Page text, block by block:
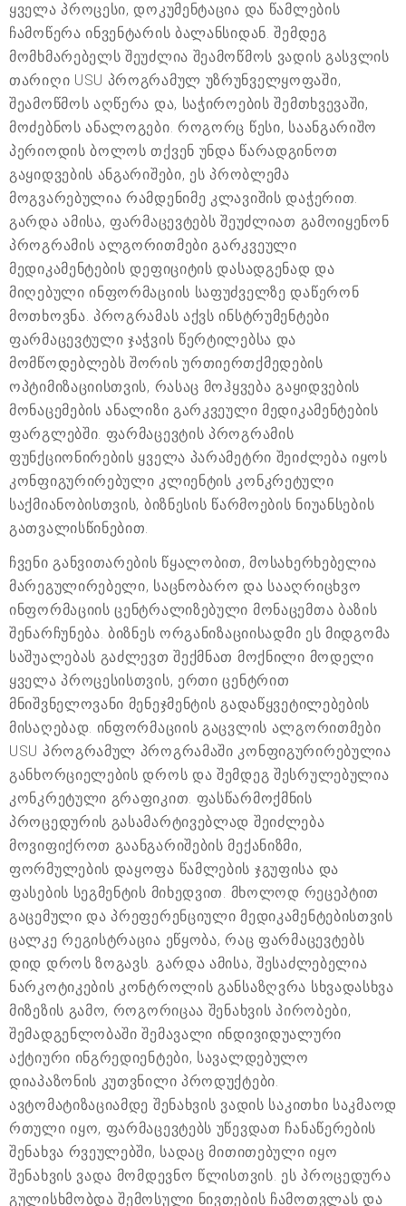
ყველა პროცესი, დოკუმენტაცია და წამლების
ჩამოწერა ინვენტარის ბალანსიდან. შემდეგ
მომხმარებელს შეუძლია შეამოწმოს ვადის გასვლის
თარიღი USU პროგრამულ უზრუნველყოფაში,
შეამოწმოს აღწერა და, საჭიროების შემთხვევაში,
მოძებნოს ანალოგები. როგორც წესი, საანგარიშო
პერიოდის ბოლოს თქვენ უნდა წარადგინოთ
გაყიდვების ანგარიშები, ეს პრობლემა
მოგვარებულია რამდენიმე კლავიშის დაჭერით.
გარდა ამისა, ფარმაცევტებს შეუძლიათ გამოიყენონ
პროგრამის ალგორითმები გარკვეული
მედიკამენტების დეფიციტის დასადგენად და
მიღებული ინფორმაციის საფუძველზე დაწერონ
მოთხოვნა. პროგრამას აქვს ინსტრუმენტები
ფარმაცევტული ჯაჭვის წერტილებსა და
მომწოდებლებს შორის ურთიერთქმედების
ოპტიმიზაციისთვის, რასაც მოჰყვება გაყიდვების
მონაცემების ანალიზი გარკვეული მედიკამენტების
ფარგლებში. ფარმაცევტის პროგრამის
ფუნქციონირების ყველა პარამეტრი შეიძლება იყოს
კონფიგურირებული კლიენტის კონკრეტული
საქმიანობისთვის, ბიზნესის წარმოების ნიუანსების
გათვალისწინებით.
ჩვენი განვითარების წყალობით, მოსახერხებელია
მარეგულირებელი, საცნობარო და სააღრიცხვო
ინფორმაციის ცენტრალიზებული მონაცემთა ბაზის
შენარჩუნება. ბიზნეს ორგანიზაციისადმი ეს მიდგომა
საშუალებას გაძლევთ შექმნათ მოქნილი მოდელი
ყველა პროცესისთვის, ერთი ცენტრით
მნიშვნელოვანი მენეჯმენტის გადაწყვეტილებების
მისაღებად. ინფორმაციის გაცვლის ალგორითმები
USU პროგრამულ პროგრამაში კონფიგურირებულია
განხორციელების დროს და შემდეგ შესრულებულია
კონკრეტული გრაფიკით. ფასწარმოქმნის
პროცედურის გასამარტივებლად შეიძლება
მოვიფიქროთ გაანგარიშების მექანიზმი,
ფორმულების დაყოფა წამლების ჯგუფისა და
ფასების სეგმენტის მიხედვით. მხოლოდ რეცეპტით
გაცემული და პრეფერენციული მედიკამენტებისთვის
ცალკე რეგისტრაცია ეწყობა, რაც ფარმაცევტებს
დიდ დროს ზოგავს. გარდა ამისა, შესაძლებელია
ნარკოტიკების კონტროლის განსაზღვრა სხვადასხვა
მიზეზის გამო, როგორიცაა შენახვის პირობები,
შემადგენლობაში შემავალი ინდივიდუალური
აქტიური ინგრედიენტები, სავალდებულო
დიაპაზონის კუთვნილი პროდუქტები.
ავტომატიზაციამდე შენახვის ვადის საკითხი საკმაოდ
რთული იყო, ფარმაცევტებს უწევდათ ჩანაწერების
შენახვა რვეულებში, სადაც მითითებული იყო
შენახვის ვადა მომდევნო წლისთვის. ეს პროცედურა
გულისხმობდა შემოსული ნივთების ჩამოთვლას და